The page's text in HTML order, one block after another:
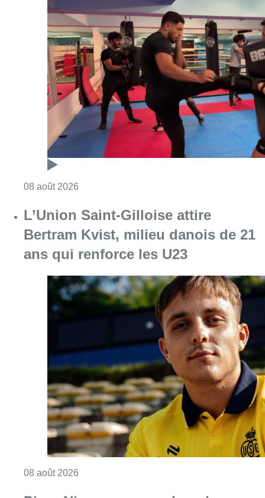
08 août 2026
L’Union Saint-Gilloise attire
Bertram Kvist, milieu danois de 21
ans qui renforce les U23
08 août 2026